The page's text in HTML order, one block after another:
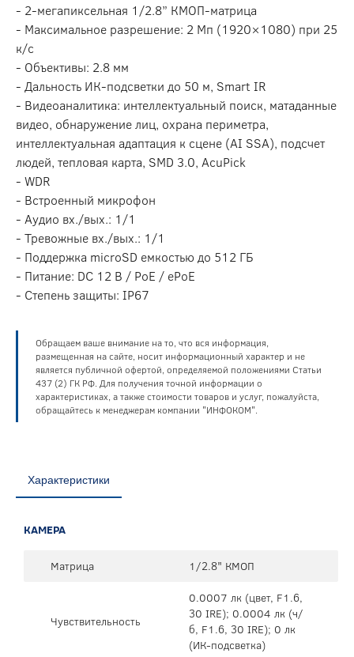
- 2-мегапиксельная 1/2.8” КМОП-матрица
- Максимальное разрешение: 2 Мп (1920×1080) при 25
к/c
- Объективы: 2.8 мм
- Дальность ИК-подсветки до 50 м, Smart IR
- Видеоаналитика: интеллектуальный поиск, матаданные
видео, обнаружение лиц, охрана периметра,
интеллектуальная адаптация к сцене (AI SSA), подсчет
людей, тепловая карта, SMD 3.0, AcuPick
- WDR
- Встроенный микрофон
- Аудио вх./вых.: 1/1
- Тревожные вх./вых.: 1/1
- Поддержка microSD емкостью до 512 ГБ
- Питание: DC 12 В / PoE / ePoE
- Степень защиты: IP67
Обращаем ваше внимание на то, что вся информация,
размещенная на сайте, носит информационный характер и не
является публичной офертой, определяемой положениями Статьи
437 (2) ГК РФ. Для получения точной информации о
характеристиках, а также стоимости товаров и услуг, пожалуйста,
обращайтесь к менеджерам компании "ИНФОКОМ".
Характеристики
КАМЕРА
Матрица 1/2.8" КМОП
Чувствительность
0.0007 лк (цвет, F1.6,
30 IRE); 0.0004 лк (ч/
б, F1.6, 30 IRE); 0 лк
(ИК-подсветка)